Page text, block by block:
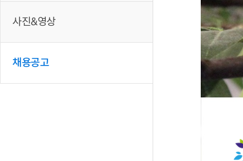
사진&영상
채용공고